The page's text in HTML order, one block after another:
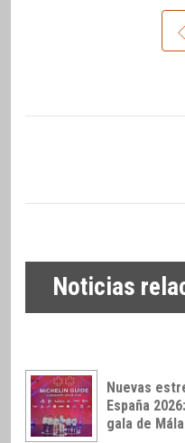
Noticias
Nuevas
España
gala de